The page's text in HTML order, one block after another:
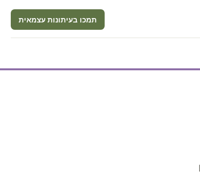
תמכו בעיתונות עצמאית